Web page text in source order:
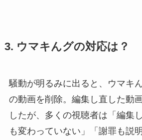
3. ウマキんグの対応は？
騒動が明るみに出ると、ウマキ
の動画を削除。編集し直した動
したが、多くの視聴者は「編集
も変わっていない」「謝罪も説